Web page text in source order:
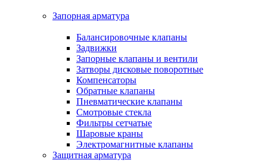
Запорная арматура
Балансировочные клапаны
Задвижки
Запорные клапаны и вентили
Затворы дисковые поворотные
Компенсаторы
Обратные клапаны
Пневматические клапаны
Смотровые стекла
Фильтры сетчатые
Шаровые краны
Электромагнитные клапаны
Защитная арматура